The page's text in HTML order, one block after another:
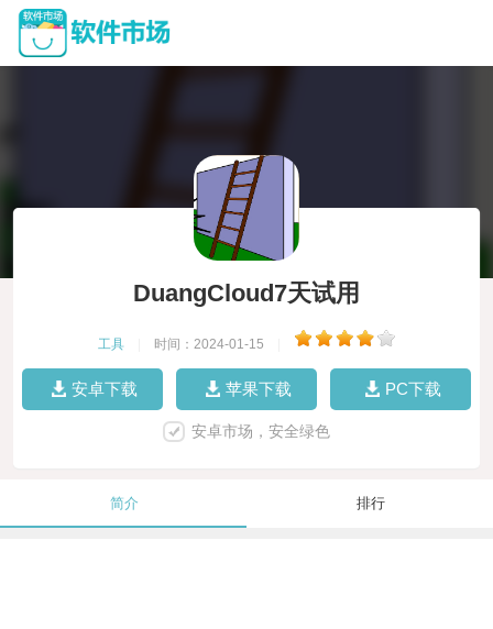
DuangCloud7天试用
工具 时间：2024-01-15
安卓下载 苹果下载 PC下载
安卓市场，安全绿色
简介 排行